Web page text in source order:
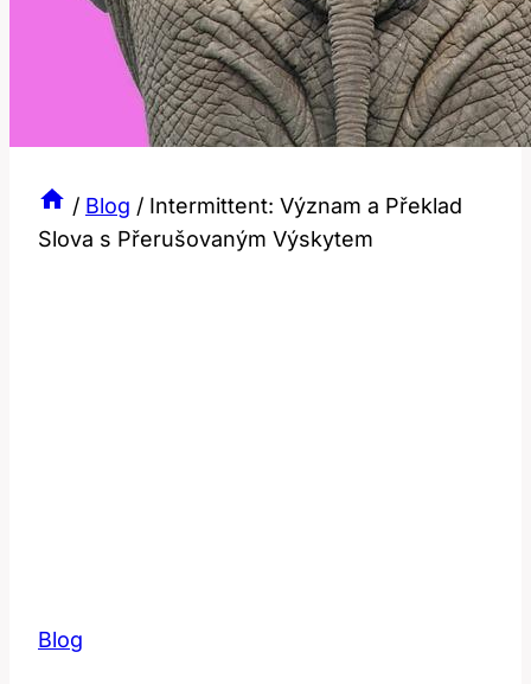
/ Blog / Intermittent: Význam a Překlad
Slova s Přerušovaným Výskytem
Blog